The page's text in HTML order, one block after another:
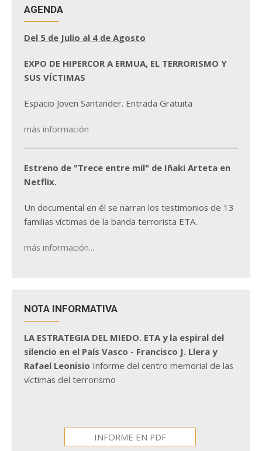
AGENDA
Del 5 de Julio al 4 de Agosto
EXPO DE HIPERCOR A ERMUA, EL TERRORISMO Y
SUS VÍCTIMAS
Espacio Joven Santander. Entrada Gratuita
más información
Estreno de "Trece entre mil" de Iñaki Arteta en
Netflix.
Un documental en él se narran los testimonios de 13
familias víctimas de la banda terrorista ETA.
más información...
NOTA INFORMATIVA
LA ESTRATEGIA DEL MIEDO. ETA y la espiral del
silencio en el País Vasco - Francisco J. Llera y
Rafael Leonisio Informe del centro memorial de las
víctimas del terrorismo
INFORME EN PDF